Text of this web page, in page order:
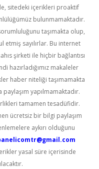
sitedeki içerikleri proaktif
bulunmamaktadır.
taşımakta olup,
etmiş sayılırlar. Bu internet
şirketi ile hiçbir bağlantısı
hazırladığımız makaleler
haber niteliği taşımamakta
yapılmamaktadır.
tamamen tesadüfidir.
ücretsiz bir bilgi paylaşım
aykırı olduğunu
yasal süre içerisinde